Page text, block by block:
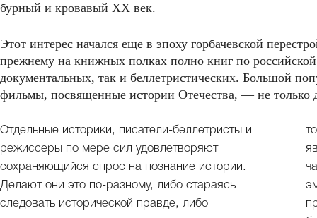
бурный и кровавый XX век.
Этот интерес начался еще в эпоху горбачевской
прежнему на книжных полках полно книг по
документальных, так и беллетристических. Большой
фильмы, посвященные истории Отечества, — не только
Отдельные историки, писатели-беллетристы и
режиссеры по мере сил удовлетворяют
сохраняющийся спрос на познание истории.
Делают они это по-разному, либо стараясь
следовать исторической правде, либо